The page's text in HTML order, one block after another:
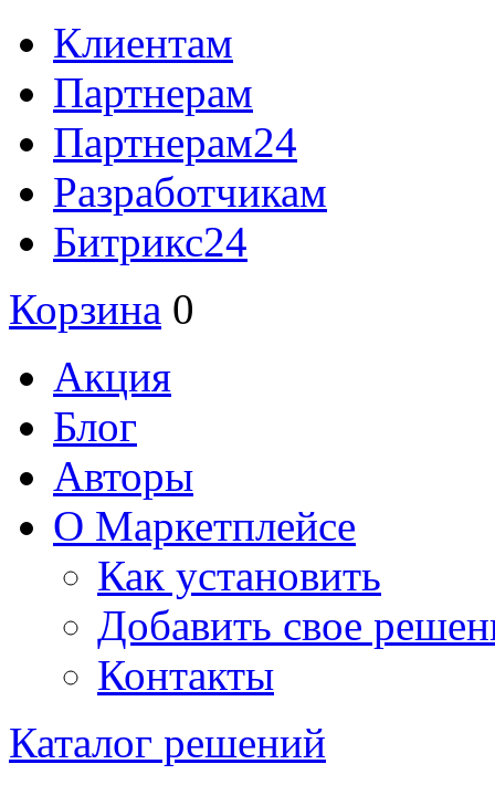
Клиентам
Партнерам
Партнерам24
Разработчикам
Битрикс24
Корзина 0
Акция
Блог
Авторы
О Маркетплейсе
Как установить
Добавить свое
Контакты
Каталог решений